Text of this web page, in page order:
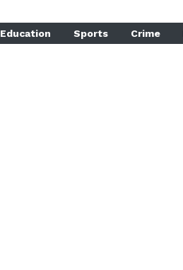
Education Sports Crime